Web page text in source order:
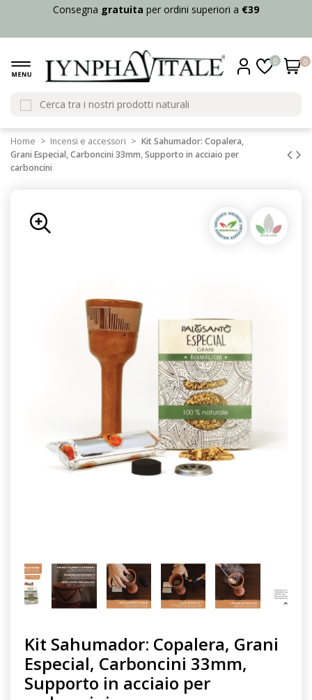
Consegna gratuita per ordini superiori a €39
0 0
Home Incensi e accessori
Kit Sahumador: Copalera,
Grani Especial, Carboncini 33mm, Supporto in acciaio per
carboncini
Kit Sahumador: Copalera, Grani
Especial, Carboncini 33mm,
Supporto in acciaio per